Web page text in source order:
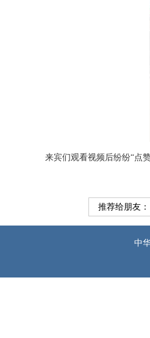
来宾们观看视频后纷纷“点
推荐给朋友：
中